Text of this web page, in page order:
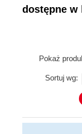
dostępne w
Pokaż
Sortuj wg: